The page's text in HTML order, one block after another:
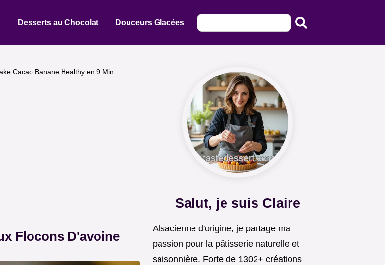
Desserts au Chocolat Douceurs Glacées
Cacao Banane Healthy en 9 Min
Flocons D'avoine
Salut, je suis Claire
Alsacienne d'origine, je partage ma
passion pour la pâtisserie naturelle et
saisonnière. Forte de 1302+ créations